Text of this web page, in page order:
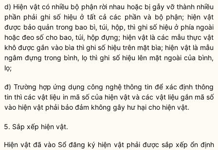
d) Hiện vậtcó nhiều bộ phận rời nhau hoặc bị gẫy vỡ thành nhiều
phần phải ghi số hiệu ở tất cả các phần và bộ phận; hiện vật
được bảo quản trong bao bì, túi, hộp, thì ghi số hiệu ở phía ngoài
hoặc đeo số cho bao, túi, hộp đựng; hiện vậtlà các mẫu thựcvật
khô được gắn vào bìa thì ghi số hiệu trên mặt bìa; hiện vậtlà mẫu
ngâm đựng trong bình, lọ thì ghi số hiệu lên mặt ngoài của bình,
lọ;
đ) Trường hợp ứng dụng công nghệ thông tin để xác định thông
tin thì cácvật liệu in mã số của hiệnvật và các vậtliệu gắn mã số
vào hiện vật phải bảo đảm không gây hư hại cho hiện vật.
5. Sắp xếp hiện vật.
Hiện vật đã vào Sổ đăng ký hiện vật phải được sắp xếp ổn định